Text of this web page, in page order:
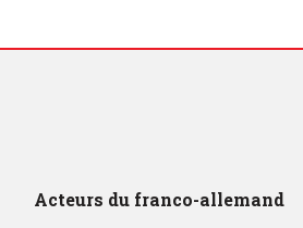
Acteurs du franco-allemand